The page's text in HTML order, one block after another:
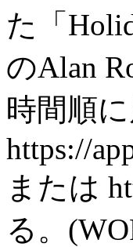
た「
のAlan
時間順
https://
または
る。